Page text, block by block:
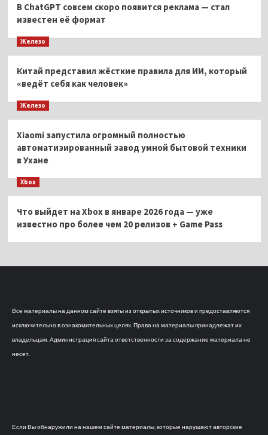
В ChatGPT совсем скоро появится реклама — стал
известен её формат
Железо
Китай представил жёсткие правила для ИИ, который
«ведёт себя как человек»
Железо
Xiaomi запустила огромный полностью
автоматизированный завод умной бытовой техники
в Ухане
Xbox
Что выйдет на Xbox в январе 2026 года — уже
известно про более чем 20 релизов + Game Pass
Все материалы на данном сайте взяты из открытых источников и предоставляются
исключительно в ознакомительных целях. Права на материалы принадлежат их
владельцам. Администрация сайта ответственности за содержание материала не
несет.
Если Вы обнаружили на нашем сайте материалы, которые нарушают авторские